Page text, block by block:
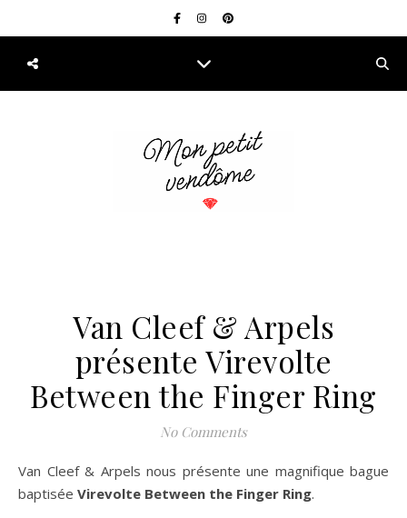
Van Cleef & Arpels
présente Virevolte
Between the Finger Ring
No Comments
Van Cleef & Arpels nous présente une magnifique bague
baptisée Virevolte Between the Finger Ring.